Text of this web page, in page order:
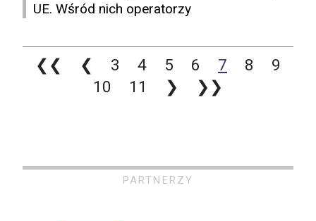
UE. Wśród nich operatorzy
❮❮ ❮ 3 4 5 6 7 8
9
10
11 ❯ ❯❯
PARTNERZY